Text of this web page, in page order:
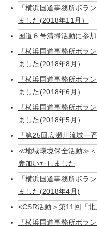
「横浜国道事務所ボラ
ました(2018年11月）
国道６号清掃活動に参
「横浜国道事務所ボラ
ました(2018年8月）
「横浜国道事務所ボラ
ました(2018年6月）
「横浜国道事務所ボラ
ました(2018年5月）
「第25回広瀬川流域一
≪地域環境保全活動≫
参加いたしました
「横浜国道事務所ボラ
ました(2018年4月)
<CSR活動＞第11回「
「横浜国道事務所ボラ